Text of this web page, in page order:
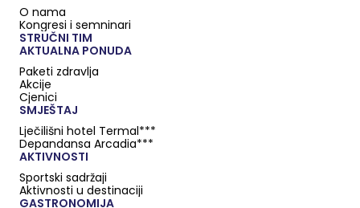
O nama
Kongresi i semninari
STRUČNI TIM
AKTUALNA PONUDA
Paketi zdravlja
Akcije
Cjenici
SMJEŠTAJ
Lječilišni hotel Termal***
Depandansa Arcadia***
AKTIVNOSTI
Sportski sadržaji
Aktivnosti u destinaciji
GASTRONOMIJA